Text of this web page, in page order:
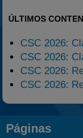
ÚLTIMOS
CSC 2026:
CSC 2026:
CSC 2026:
CSC 2026:
Páginas